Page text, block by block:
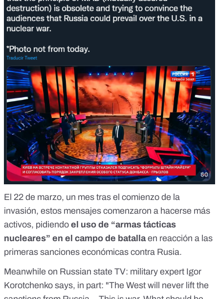
El 22 de marzo, un mes tras el comienzo de la
invasión, estos mensajes comenzaron a hacerse más
activos, pidiendo el uso de “armas tácticas
nucleares” en el campo de batallaen reacción a las
primeras sanciones económicas contra Rusia.
Meanwhile on Russian state TV: military expert Igor
Korotchenko says, in part: "The West will never lift the